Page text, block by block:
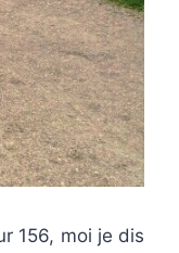
156, moi je dis